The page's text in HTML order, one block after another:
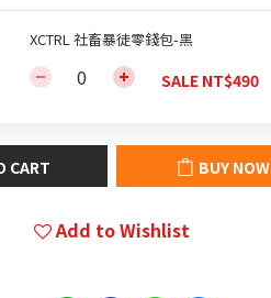
XCTRL 社畜暴徒零錢包-黑
SALE NT$490
CART BUY NOW
Add to Wishlist